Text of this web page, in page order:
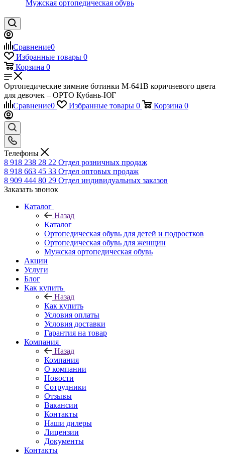
Мужская ортопедическая обувь
Сравнение0
Избранные товары 0
Корзина 0
Ортопедические зимние ботинки М-641В коричневого цвета
для девочек – ОРТО Кубань-ЮГ
Сравнение0 Избранные товары 0 Корзина 0
Телефоны
8 918 238 28 22 Отдел розничных продаж
8 918 663 45 33 Отдел оптовых продаж
8 909 444 80 29 Отдел индивидуальных заказов
Заказать звонок
Каталог
Назад
Каталог
Ортопедическая обувь для детей и подростков
Ортопедическая обувь для женщин
Мужская ортопедическая обувь
Акции
Услуги
Блог
Как купить
Назад
Как купить
Условия оплаты
Условия доставки
Гарантия на товар
Компания
Назад
Компания
О компании
Новости
Сотрудники
Отзывы
Вакансии
Контакты
Наши дилеры
Лицензии
Документы
Контакты